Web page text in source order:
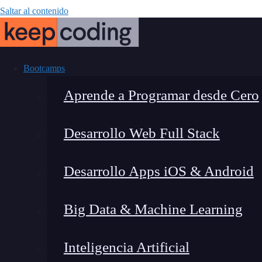
Saltar al contenido
Bootcamps
Aprende a Programar desde Cero
Desarrollo Web Full Stack
Desarrollo Apps iOS & Android
Big Data & Machine Learning
Inteligencia Artificial
Comando